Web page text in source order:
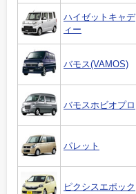
ハイゼットキャデ
ィー
バモス(VAMOS)
バモスホビオプロ
パレット
ピクシスエポック